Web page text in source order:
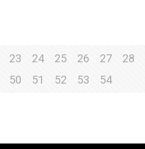
23 24 25 26 27 28
50 51 52 53 54